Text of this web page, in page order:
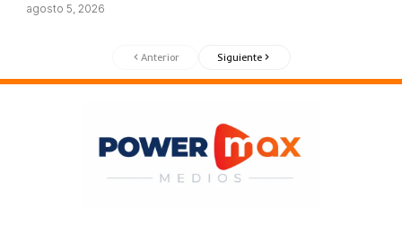
agosto 5, 2026
Anterior Siguiente